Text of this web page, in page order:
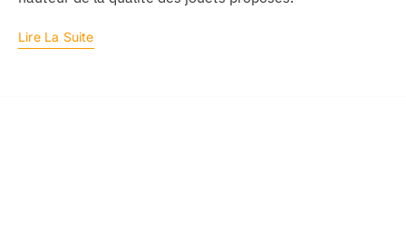
Lire La Suite